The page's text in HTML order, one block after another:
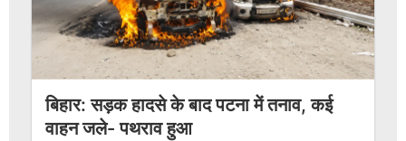
बिहार: सड़क हादसे के बाद पटना में तनाव, कई
वाहन जले- पथराव हुआ